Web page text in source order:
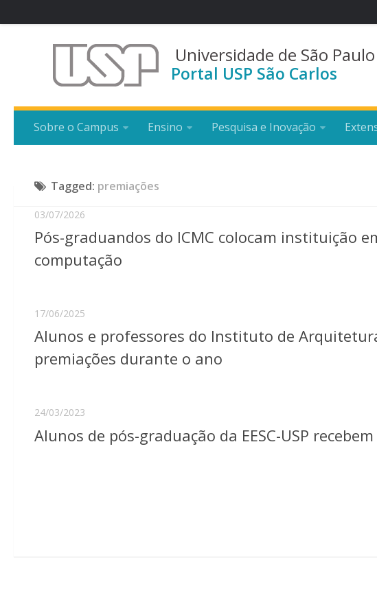
Universidade de São Paulo
Portal USP São Carlos
Sobre o Campus Ensino Pesquisa e Inovação
Tagged: premiações
03/07/2026
Pós-graduandos do ICMC colocam instituição
computação
17/06/2025
Alunos e professores do Instituto de
premiações durante o ano
24/03/2023
Alunos de pós-graduação da EESC-USP